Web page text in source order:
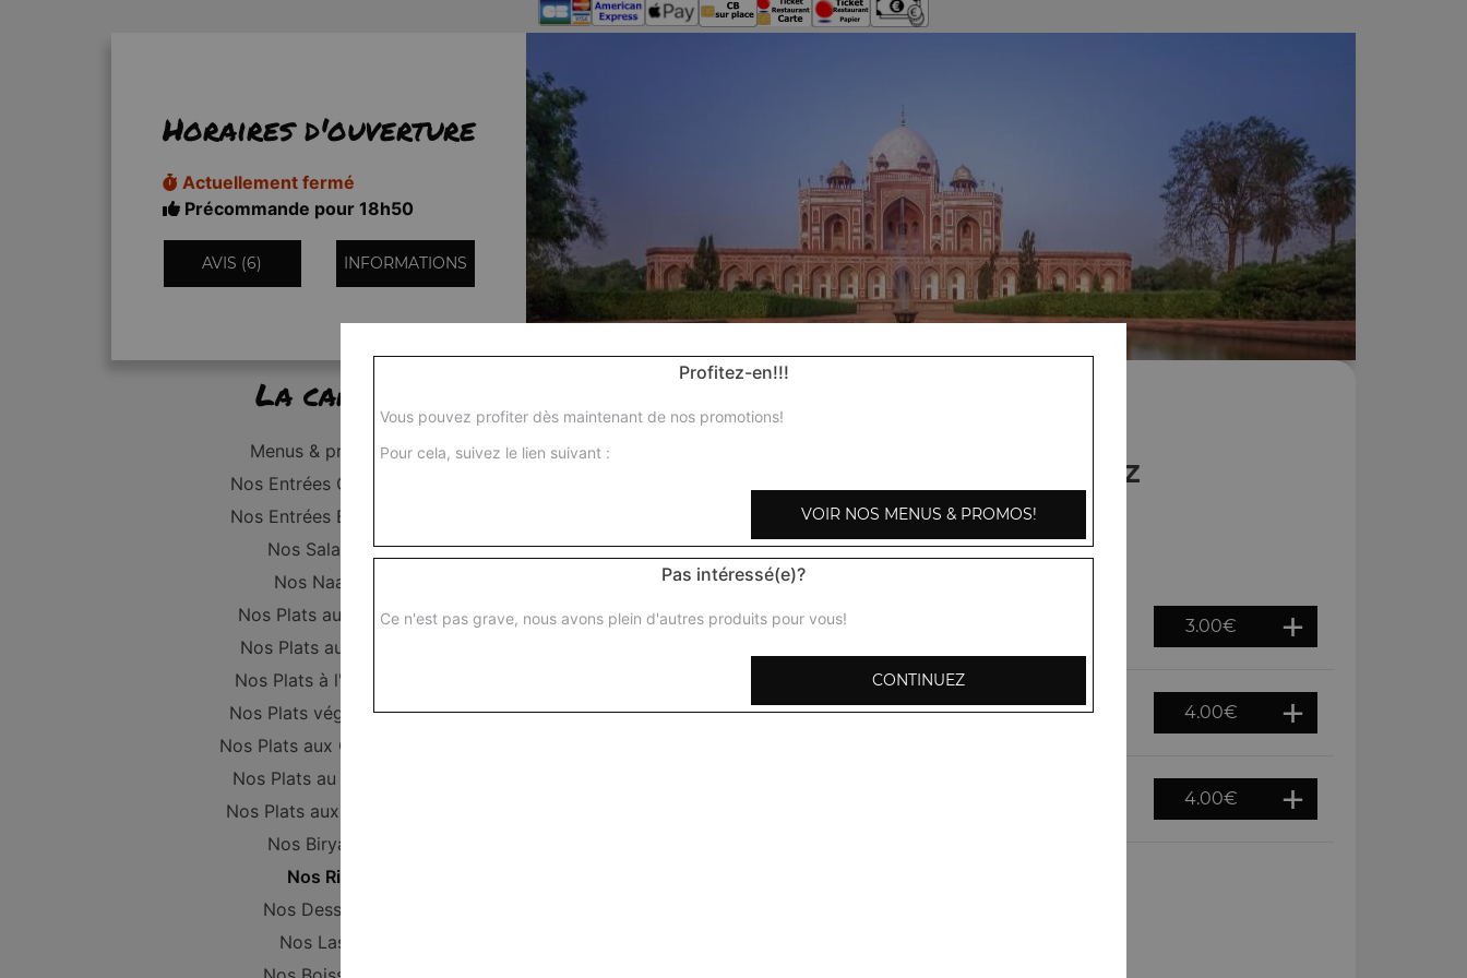
Horaires d'ouverture
Actuellement fermé
Précommande pour 18h50
AVIS (6) INFORMATIONS
La carte
Menus & promos
Nos Entrées Grillades
Nos Entrées Beignets
Nos Salades
Nos Naans
Nos Plats au Poulet
Nos Plats au Boeuf
Nos Plats à l'Agneau
Nos Plats végétariens
Nos Plats aux Crevettes
Nos Plats au Poisson
Nos Plats aux Gambas
Nos Biryanis
Nos Riz
Nos Desserts
Nos Lassi
Nos Riz
Riz basmati 3.00€
4.00€
4.00€
Profitez-en!!!
Vous pouvez profiter dès maintenant de nos promotions!
Pour cela, suivez le lien suivant :
VOIR NOS MENUS & PROMOS!
Pas intéressé(e)?
Ce n'est pas grave, nous avons plein d'autres produits pour vous!
CONTINUEZ